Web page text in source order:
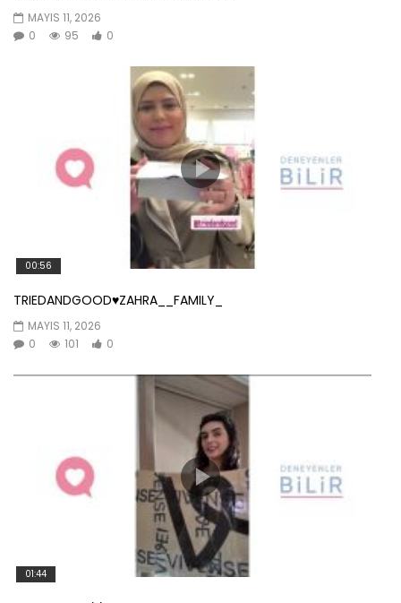
MAYIS 11, 2026
0
95 0
00:56
TRIEDANDGOOD♥️ZAHRA__FAMILY_
MAYIS 11, 2026
0
101 0
01:44